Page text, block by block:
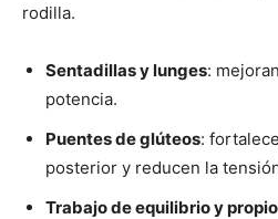
rodilla.
Sentadillas y lunges:
potencia.
Puentes de glúteos:
posterior y reducen la
Trabajo de equilibrio y